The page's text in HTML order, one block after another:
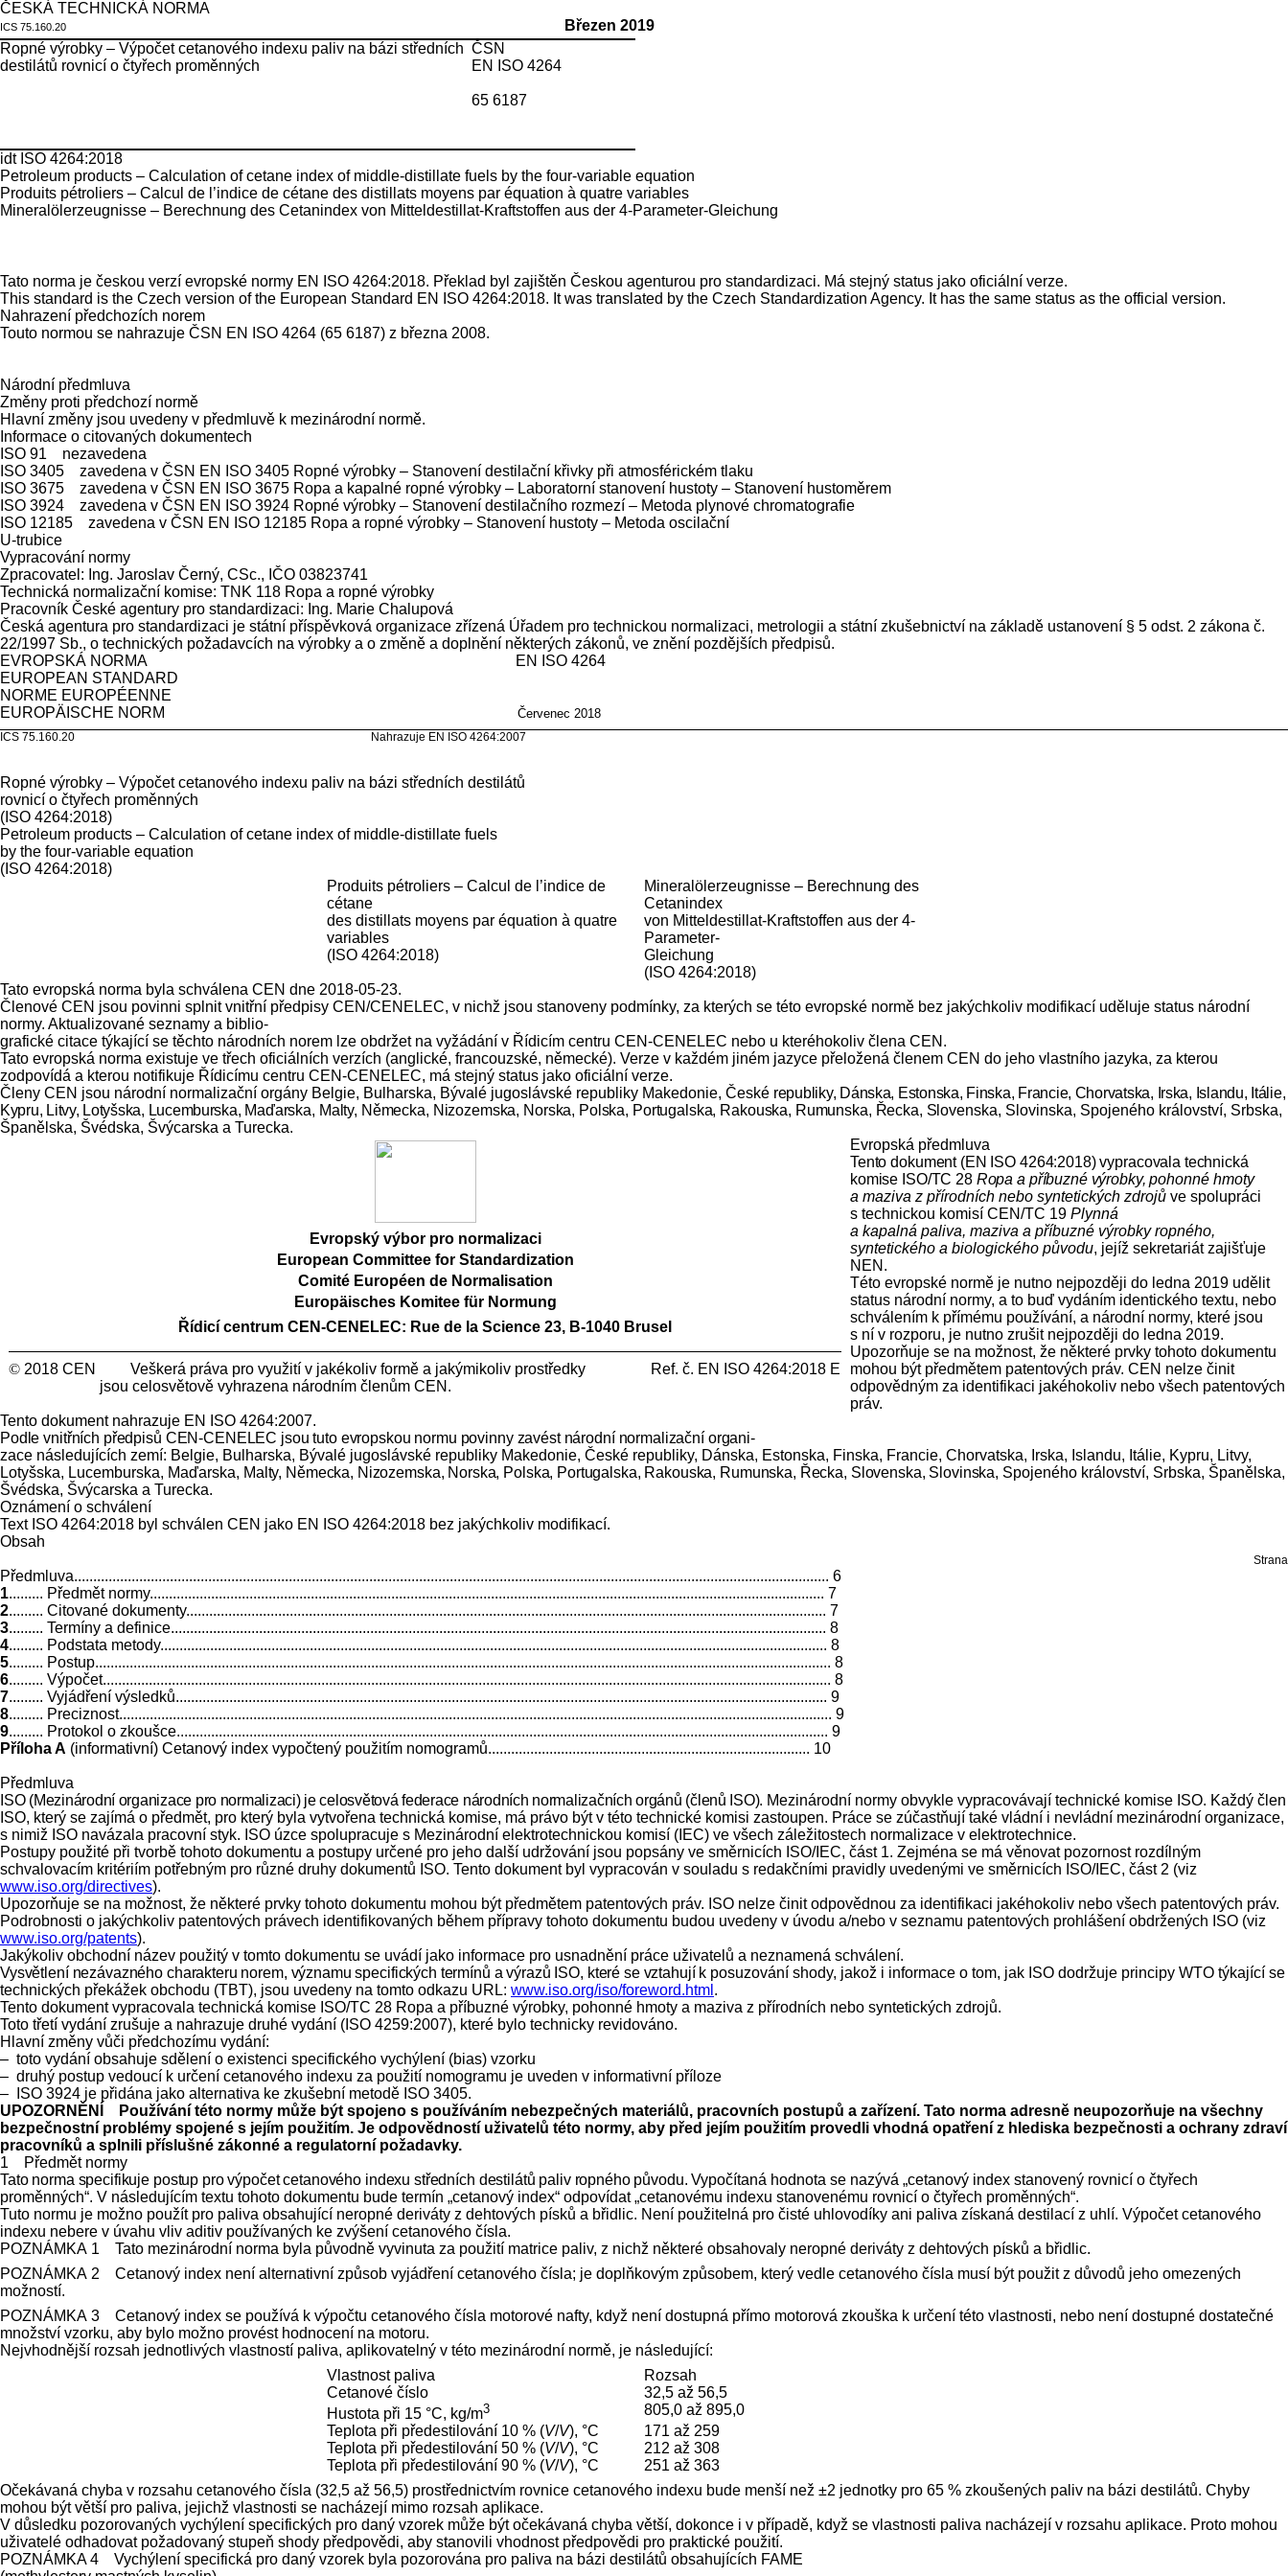
ČESKÁ TECHNICKÁ NORMA
ICS 75.160.20
Březen 2019
Ropné výrobky – Výpočet cetanového indexu paliv na bázi středních
destilátů rovnicí o čtyřech proměnných
ČSN
EN ISO 4264
65 6187
idt ISO 4264:2018
Petroleum products – Calculation of cetane index of middle-distillate fuels by the four-variable equation
Produits pétroliers – Calcul de l’indice de cétane des distillats moyens par équation à quatre variables
Mineralölerzeugnisse – Berechnung des Cetanindex von Mitteldestillat-Kraftstoffen aus der 4-Parameter-Gleichung
Tato norma je českou verzí evropské normy EN ISO 4264:2018. Překlad byl zajištěn Českou agenturou pro standardizaci. Má stejný status jako oficiální verze.
This standard is the Czech version of the European Standard EN ISO 4264:2018. It was translated by the Czech Standardization Agency. It has the same status as the official version.
Nahrazení předchozích norem
Touto normou se nahrazuje ČSN EN ISO 4264 (65 6187) z března 2008.
Národní předmluva
Změny proti předchozí normě
Hlavní změny jsou uvedeny v předmluvě k mezinárodní normě.
Informace o citovaných dokumentech
ISO 91 nezavedena
ISO 3405 zavedena v ČSN EN ISO 3405 Ropné výrobky – Stanovení destilační křivky při atmosférickém tlaku
ISO 3675 zavedena v ČSN EN ISO 3675 Ropa a kapalné ropné výrobky – Laboratorní stanovení hustoty – Stanovení hustoměrem
ISO 3924 zavedena v ČSN EN ISO 3924 Ropné výrobky – Stanovení destilačního rozmezí – Metoda plynové chromatografie
ISO 12185 zavedena v ČSN EN ISO 12185 Ropa a ropné výrobky – Stanovení hustoty – Metoda oscilační
U-trubice
Vypracování normy
Zpracovatel: Ing. Jaroslav Černý, CSc., IČO 03823741
Technická normalizační komise: TNK 118 Ropa a ropné výrobky
Pracovník České agentury pro standardizaci: Ing. Marie Chalupová
Česká agentura pro standardizaci je státní příspěvková organizace zřízená Úřadem pro technickou normalizaci, metrologii a státní zkušebnictví na základě ustanovení § 5 odst. 2 zákona č.
22/1997 Sb., o technických požadavcích na výrobky a o změně a doplnění některých zákonů, ve znění pozdějších předpisů.
EVROPSKÁ NORMA EN ISO 4264
EUROPEAN STANDARD
NORME EUROPÉENNE
EUROPÄISCHE NORM Červenec 2018
ICS 75.160.20 Nahrazuje EN ISO 4264:2007
Ropné výrobky – Výpočet cetanového indexu paliv na bázi středních destilátů
rovnicí o čtyřech proměnných
(ISO 4264:2018)
Petroleum products – Calculation of cetane index of middle-distillate fuels
by the four-variable equation
(ISO 4264:2018)
Produits pétroliers – Calcul de l’indice de
cétane
des distillats moyens par équation à quatre
variables
(ISO 4264:2018)
Mineralölerzeugnisse – Berechnung des
Cetanindex
von Mitteldestillat-Kraftstoffen aus der 4-
Parameter-
Gleichung
(ISO 4264:2018)
Tato evropská norma byla schválena CEN dne 2018-05-23.
Členové CEN jsou povinni splnit vnitřní předpisy CEN/CENELEC, v nichž jsou stanoveny podmínky, za kterých se této evropské normě bez jakýchkoliv modifikací uděluje status národní
normy. Aktualizované seznamy a biblio-
grafické citace týkající se těchto národních norem lze obdržet na vyžádání v Řídicím centru CEN-CENELEC nebo u kteréhokoliv člena CEN.
Tato evropská norma existuje ve třech oficiálních verzích (anglické, francouzské, německé). Verze v každém jiném jazyce přeložená členem CEN do jeho vlastního jazyka, za kterou
zodpovídá a kterou notifikuje Řídicímu centru CEN-CENELEC, má stejný status jako oficiální verze.
Členy CEN jsou národní normalizační orgány Belgie, Bulharska, Bývalé jugoslávské republiky Makedonie, České republiky, Dánska, Estonska, Finska, Francie, Chorvatska, Irska, Islandu, Itálie,
Kypru, Litvy, Lotyšska, Lucemburska, Maďarska, Malty, Německa, Nizozemska, Norska, Polska, Portugalska, Rakouska, Rumunska, Řecka, Slovenska, Slovinska, Spojeného království, Srbska,
Španělska, Švédska, Švýcarska a Turecka.
Evropský výbor pro normalizaci
European Committee for Standardization
Comité Européen de Normalisation
Europäisches Komitee für Normung
Řídicí centrum CEN-CENELEC: Rue de la Science 23, B-1040 Brusel
© 2018 CEN Veškerá práva pro využití v jakékoliv formě a jakýmikoliv prostředky Ref. č. EN ISO 4264:2018 E
jsou celosvětově vyhrazena národním členům CEN.
Evropská předmluva
Tento dokument (EN ISO 4264:2018) vypracovala technická
komise ISO/TC 28 Ropa a příbuzné výrobky, pohonné hmoty
a maziva z přírodních nebo syntetických zdrojů ve spolupráci
s technickou komisí CEN/TC 19 Plynná
a kapalná paliva, maziva a příbuzné výrobky ropného,
syntetického a biologického původu, jejíž sekretariát zajišťuje
NEN.
Této evropské normě je nutno nejpozději do ledna 2019 udělit
status národní normy, a to buď vydáním identického textu, nebo
schválením k přímému používání, a národní normy, které jsou
s ní v rozporu, je nutno zrušit nejpozději do ledna 2019.
Upozorňuje se na možnost, že některé prvky tohoto dokumentu
mohou být předmětem patentových práv. CEN nelze činit
odpovědným za identifikaci jakéhokoliv nebo všech patentových
práv.
Tento dokument nahrazuje EN ISO 4264:2007.
Podle vnitřních předpisů CEN-CENELEC jsou tuto evropskou normu povinny zavést národní normalizační organi-
zace následujících zemí: Belgie, Bulharska, Bývalé jugoslávské republiky Makedonie, České republiky, Dánska, Estonska, Finska, Francie, Chorvatska, Irska, Islandu, Itálie, Kypru, Litvy,
Lotyšska, Lucemburska, Maďarska, Malty, Německa, Nizozemska, Norska, Polska, Portugalska, Rakouska, Rumunska, Řecka, Slovenska, Slovinska, Spojeného království, Srbska, Španělska,
Švédska, Švýcarska a Turecka.
Oznámení o schválení
Text ISO 4264:2018 byl schválen CEN jako EN ISO 4264:2018 bez jakýchkoliv modifikací.
Obsah
Strana
Předmluva..................................................................................................................................................................................................... 6
1......... Předmět normy................................................................................................................................................................................ 7
2......... Citované dokumenty....................................................................................................................................................................... 7
3......... Termíny a definice........................................................................................................................................................................... 8
4......... Podstata metody.............................................................................................................................................................................. 8
5......... Postup................................................................................................................................................................................................ 8
6......... Výpočet.............................................................................................................................................................................................. 8
7......... Vyjádření výsledků.......................................................................................................................................................................... 9
8......... Preciznost.......................................................................................................................................................................................... 9
9......... Protokol o zkoušce.......................................................................................................................................................................... 9
Příloha A (informativní) Cetanový index vypočtený použitím nomogramů.................................................................................... 10
Předmluva
SO (Mezinárodní organizace pro normalizaci) je celosvětová federace národních normalizačních orgánů (členů ISO). Mezinárodní normy obvykle vypracovávají technické komise ISO. Každý člen
ISO, který se zajímá o předmět, pro který byla vytvořena technická komise, má právo být v této technické komisi zastoupen. Práce se zúčastňují také vládní i nevládní mezinárodní organizace,
s nimiž ISO navázala pracovní styk. ISO úzce spolupracuje s Mezinárodní elektrotechnickou komisí (IEC) ve všech záležitostech normalizace v elektrotechnice.
Postupy použité při tvorbě tohoto dokumentu a postupy určené pro jeho další udržování jsou popsány ve směrnicích ISO/IEC, část 1. Zejména se má věnovat pozornost rozdílným
schvalovacím kritériím potřebným pro různé druhy dokumentů ISO. Tento dokument byl vypracován v souladu s redakčními pravidly uvedenými ve směrnicích ISO/IEC, část 2 (viz
www.iso.org/directives).
Upozorňuje se na možnost, že některé prvky tohoto dokumentu mohou být předmětem patentových práv. ISO nelze činit odpovědnou za identifikaci jakéhokoliv nebo všech patentových práv.
Podrobnosti o jakýchkoliv patentových právech identifikovaných během přípravy tohoto dokumentu budou uvedeny v úvodu a/nebo v seznamu patentových prohlášení obdržených ISO (viz
www.iso.org/patents).
Jakýkoliv obchodní název použitý v tomto dokumentu se uvádí jako informace pro usnadnění práce uživatelů a neznamená schválení.
Vysvětlení nezávazného charakteru norem, významu specifických termínů a výrazů ISO, které se vztahují k posuzování shody, jakož i informace o tom, jak ISO dodržuje principy WTO týkající se
technických překážek obchodu (TBT), jsou uvedeny na tomto odkazu URL: www.iso.org/iso/foreword.html .
Tento dokument vypracovala technická komise ISO/TC 28 Ropa a příbuzné výrobky, pohonné hmoty a maziva z přírodních nebo syntetických zdrojů.
Toto třetí vydání zrušuje a nahrazuje druhé vydání (ISO 4259:2007), které bylo technicky revidováno.
Hlavní změny vůči předchozímu vydání:
– toto vydání obsahuje sdělení o existenci specifického vychýlení (bias) vzorku
– druhý postup vedoucí k určení cetanového indexu za použití nomogramu je uveden v informativní příloze
–
ISO 3924 je přidána jako alternativa ke zkušební metodě ISO 3405.
UPOZORNĚNÍ Používání této normy může být spojeno s používáním nebezpečných materiálů, pracovních postupů a zařízení. Tato norma adresně neupozorňuje na všechny
bezpečnostní problémy spojené s jejím použitím. Je odpovědností uživatelů této normy, aby před jejím použitím provedli vhodná opatření z hlediska bezpečnosti a ochrany zdraví
pracovníků a splnili příslušné zákonné a regulatorní požadavky.
1 Předmět normy
Tato norma specifikuje postup pro výpočet cetanového indexu středních destilátů paliv ropného původu. Vypočítaná hodnota se nazývá „cetanový index stanovený rovnicí o čtyřech
proměnných“. V následujícím textu tohoto dokumentu bude termín „cetanový index“ odpovídat „cetanovému indexu stanovenému rovnicí o čtyřech proměnných“.
Tuto normu je možno použít pro paliva obsahující neropné deriváty z dehtových písků a břidlic. Není použitelná pro čisté uhlovodíky ani paliva získaná destilací z uhlí. Výpočet cetanového
indexu nebere v úvahu vliv aditiv používaných ke zvýšení cetanového čísla.
POZNÁMKA 1
Tato mezinárodní norma byla původně vyvinuta za použití matrice paliv, z nichž některé obsahovaly neropné deriváty z dehtových písků a břidlic.
POZNÁMKA 2
Cetanový index není alternativní způsob vyjádření cetanového čísla; je doplňkovým způsobem, který vedle cetanového čísla musí být použit z důvodů jeho omezených
možností.
POZNÁMKA 3
Cetanový index se používá k výpočtu cetanového čísla motorové nafty, když není dostupná přímo motorová zkouška k určení této vlastnosti, nebo není dostupné dostatečné
množství vzorku, aby bylo možno provést hodnocení na motoru.
Nejvhodnější rozsah jednotlivých vlastností paliva, aplikovatelný v této mezinárodní normě, je následující:
Vlastnost paliva
Rozsah
Cetanové číslo
32,5 až 56,5
Hustota při 15 °C, kg/m3
805,0 až 895,0
Teplota při předestilování 10 % (V/V), °C
171 až 259
Teplota při předestilování 50 % (V/V), °C
212 až 308
Teplota při předestilování 90 % (V/V), °C
251 až 363
Očekávaná chyba v rozsahu cetanového čísla (32,5 až 56,5) prostřednictvím rovnice cetanového indexu bude menší než ±2 jednotky pro 65 % zkoušených paliv na bázi destilátů. Chyby
mohou být větší pro paliva, jejichž vlastnosti se nacházejí mimo rozsah aplikace.
V důsledku pozorovaných vychýlení specifických pro daný vzorek může být očekávaná chyba větší, dokonce i v případě, když se vlastnosti paliva nacházejí v rozsahu aplikace. Proto mohou
uživatelé odhadovat požadovaný stupeň shody předpovědi, aby stanovili vhodnost předpovědi pro praktické použití.
POZNÁMKA 4 Vychýlení specifická pro daný vzorek byla pozorována pro paliva na bázi destilátů obsahujících FAME